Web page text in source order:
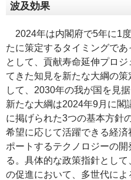
波及効果
2024年は内閣府で5年に1
たに策定するタイミングで
として、貢献寿命延伸プロ
てきた知見を新たな大綱の
して、2030年の我が国を見
新たな大綱は2024年9月に閣
に掲げられた3つの基本方針
希望に応じて活躍できる経
ポートするテクノロジーの
る。具体的な政策指針とし
の促進において、多世代に